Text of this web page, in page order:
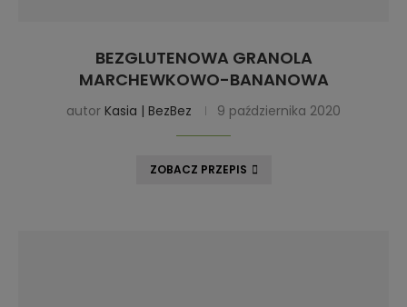
BEZGLUTENOWA GRANOLA
MARCHEWKOWO-BANANOWA
autor Kasia | BezBez 9 października 2020
ZOBACZ PRZEPIS